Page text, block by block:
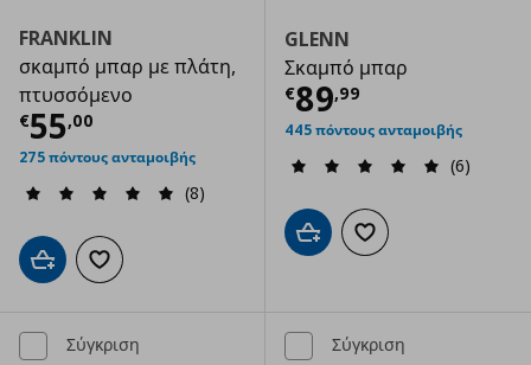
FRANKLIN
σκαμπό μπαρ με πλάτη,
πτυσσόμενο
€55,00
Τρέχουσα τιμή € 55,00
275 πόντους ανταμοιβής
(8)
Προσθήκη στο καλάθι
Προσθήκη στα αγαπημένα
GLENN
Σκαμπό μπαρ
€89,99
Τρέχουσα
445 πόντους ανταμοιβής
(6)
Προσθήκη στο καλάθι
Προσθήκη στα
Σύγκριση Σύγκριση